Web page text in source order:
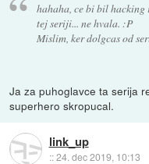
hahaha, ce bi bil hacking
tej seriji... ne hvala. :P
Mislim, ker dolgcas od
Ja za puhoglavce ta serija
superhero skropucal.
link_up
::24. dec 2019, 10:13